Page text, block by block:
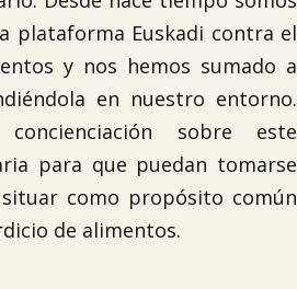
plataforma Euskadi contra el
y nos hemos sumado a
en nuestro entorno.
sobre este
para que puedan tomarse
como propósito común
de alimentos.